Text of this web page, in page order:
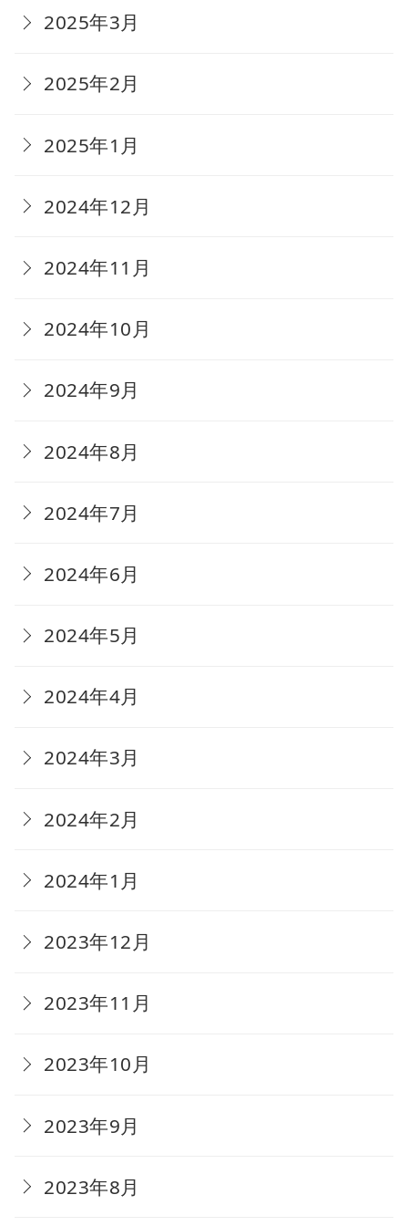
2025年3月
2025年2月
2025年1月
2024年12月
2024年11月
2024年10月
2024年9月
2024年8月
2024年7月
2024年6月
2024年5月
2024年4月
2024年3月
2024年2月
2024年1月
2023年12月
2023年11月
2023年10月
2023年9月
2023年8月